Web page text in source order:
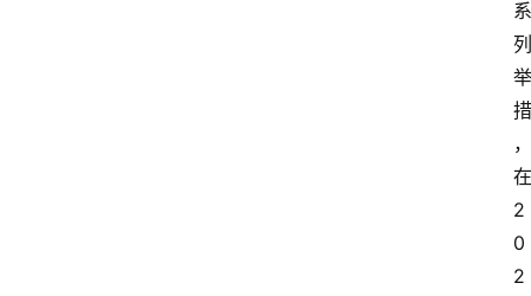
系
列
举
措
，
在
2
0
2